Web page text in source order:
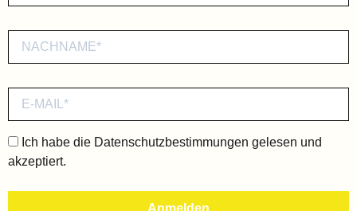
Ich habe die Datenschutzbestimmungen gelesen und
akzeptiert.